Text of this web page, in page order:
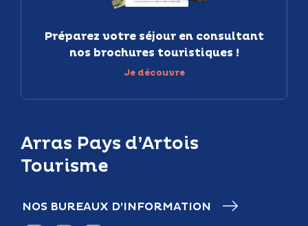
Arras Pays d’Artois
Tourisme
NOS BUREAUX D’INFORMATION
Préparez votre séjour en consultant
nos brochures touristiques !
Je découvre